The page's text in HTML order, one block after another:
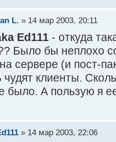
L. » 14 мар 2003, 20:11
Ed111 - откуда
Было бы неплохо
сервере (и пост-
чудят клиенты.
было. А пользую я
» 14 мар 2003, 22:06